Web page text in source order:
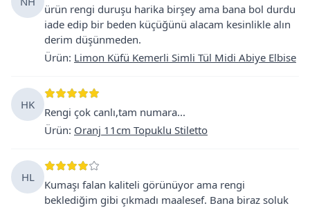
ürün rengi duruşu harika birşey ama bana bol durdu
iade edip bir beden küçüğünü alacam kesinlikle alın
derim düşünmeden.
Ürün: Limon Küfü Kemerli Simli Tül Midi Abiye Elbise
HK
Rengi çok canlı,tam numara...
Ürün: Oranj 11cm Topuklu Stiletto
HL
Kumaşı falan kaliteli görünüyor ama rengi
beklediğim gibi çıkmadı maalesef. Bana biraz soluk